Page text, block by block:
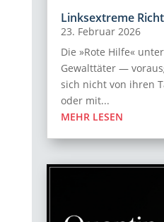
Linksextreme
23. Februar 2026
Die »Rote Hilfe«
Gewalttäter —
sich nicht von ihren
oder mit...
MEHR LESEN